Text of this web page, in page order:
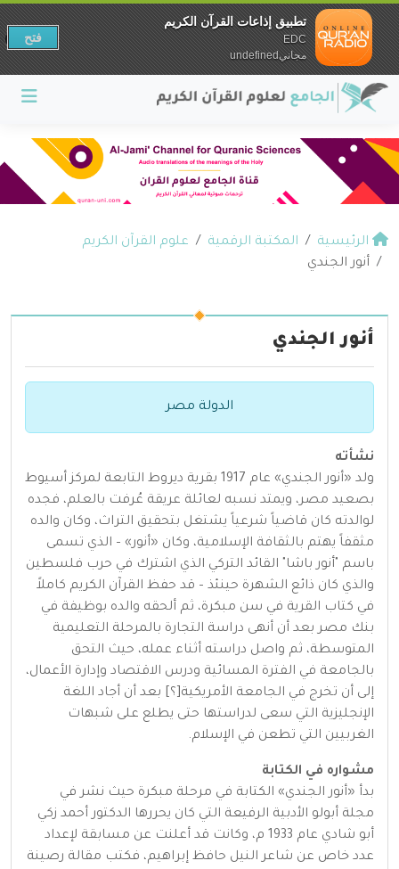
الرئيسية المكتبة الرقمية
علوم القرآن الكريم
أنور الجندي
أنور الجندي
الدولة مصر
نشأته
ولد «أنور الجندي» عام 1917 بقرية ديروط التابعة لمركز أسيوط
بصعيد مصر، ويمتد نسبه لعائلة عريقة عُرفت بالعلم، فجده
لوالدته كان قاضياً شرعياً يشتغل بتحقيق التراث، وكان والده
مثقفاً يهتم بالثقافة الإسلامية، وكان «أنور» – الذي تسمى
باسم "أنور باشا" القائد التركي الذي اشترك في حرب فلسطين
والذي كان ذائع الشهرة حينئذ – قد حفظ القرآن الكريم كاملاً
في كتاب القرية في سن مبكرة، ثم ألحقه والده بوظيفة في
بنك مصر بعد أن أنهى دراسة التجارة بالمرحلة التعليمية
المتوسطة، ثم واصل دراسته أثناء عمله، حيث التحق
بالجامعة في الفترة المسائية ودرس الاقتصاد وإدارة الأعمال،
إلى أن تخرج في الجامعة الأمريكية[؟] بعد أن أجاد اللغة
الإنجليزية التي سعى لدراستها حتى يطلع على شبهات
الغربيين التي تطعن في الإسلام.
مشواره في الكتابة
بدأ «أنور الجندي» الكتابة في مرحلة مبكرة حيث نشر في
مجلة أبولو الأدبية الرفيعة التي كان يحررها الدكتور أحمد زكي
أبو شادي عام 1933 م، وكانت قد أعلنت عن مسابقة لإعداد
عدد خاص عن شاعر النيل حافظ إبراهيم، فكتب مقالة رصينة
تطبيق إذاعات القرآن الكريم
EDC
مجانيundefined
فتح